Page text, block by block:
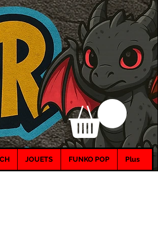
JOUETS FUNKO POP Plus